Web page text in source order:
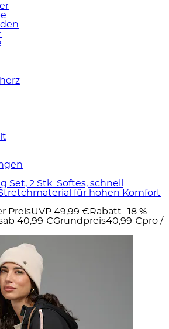
Set, 2 Stk. Softes, schnell
für hohen Komfort
PreisUVP 49,99 € Rabatt- 18 %
ab 40,99 €Grundpreis40,99 €pro /